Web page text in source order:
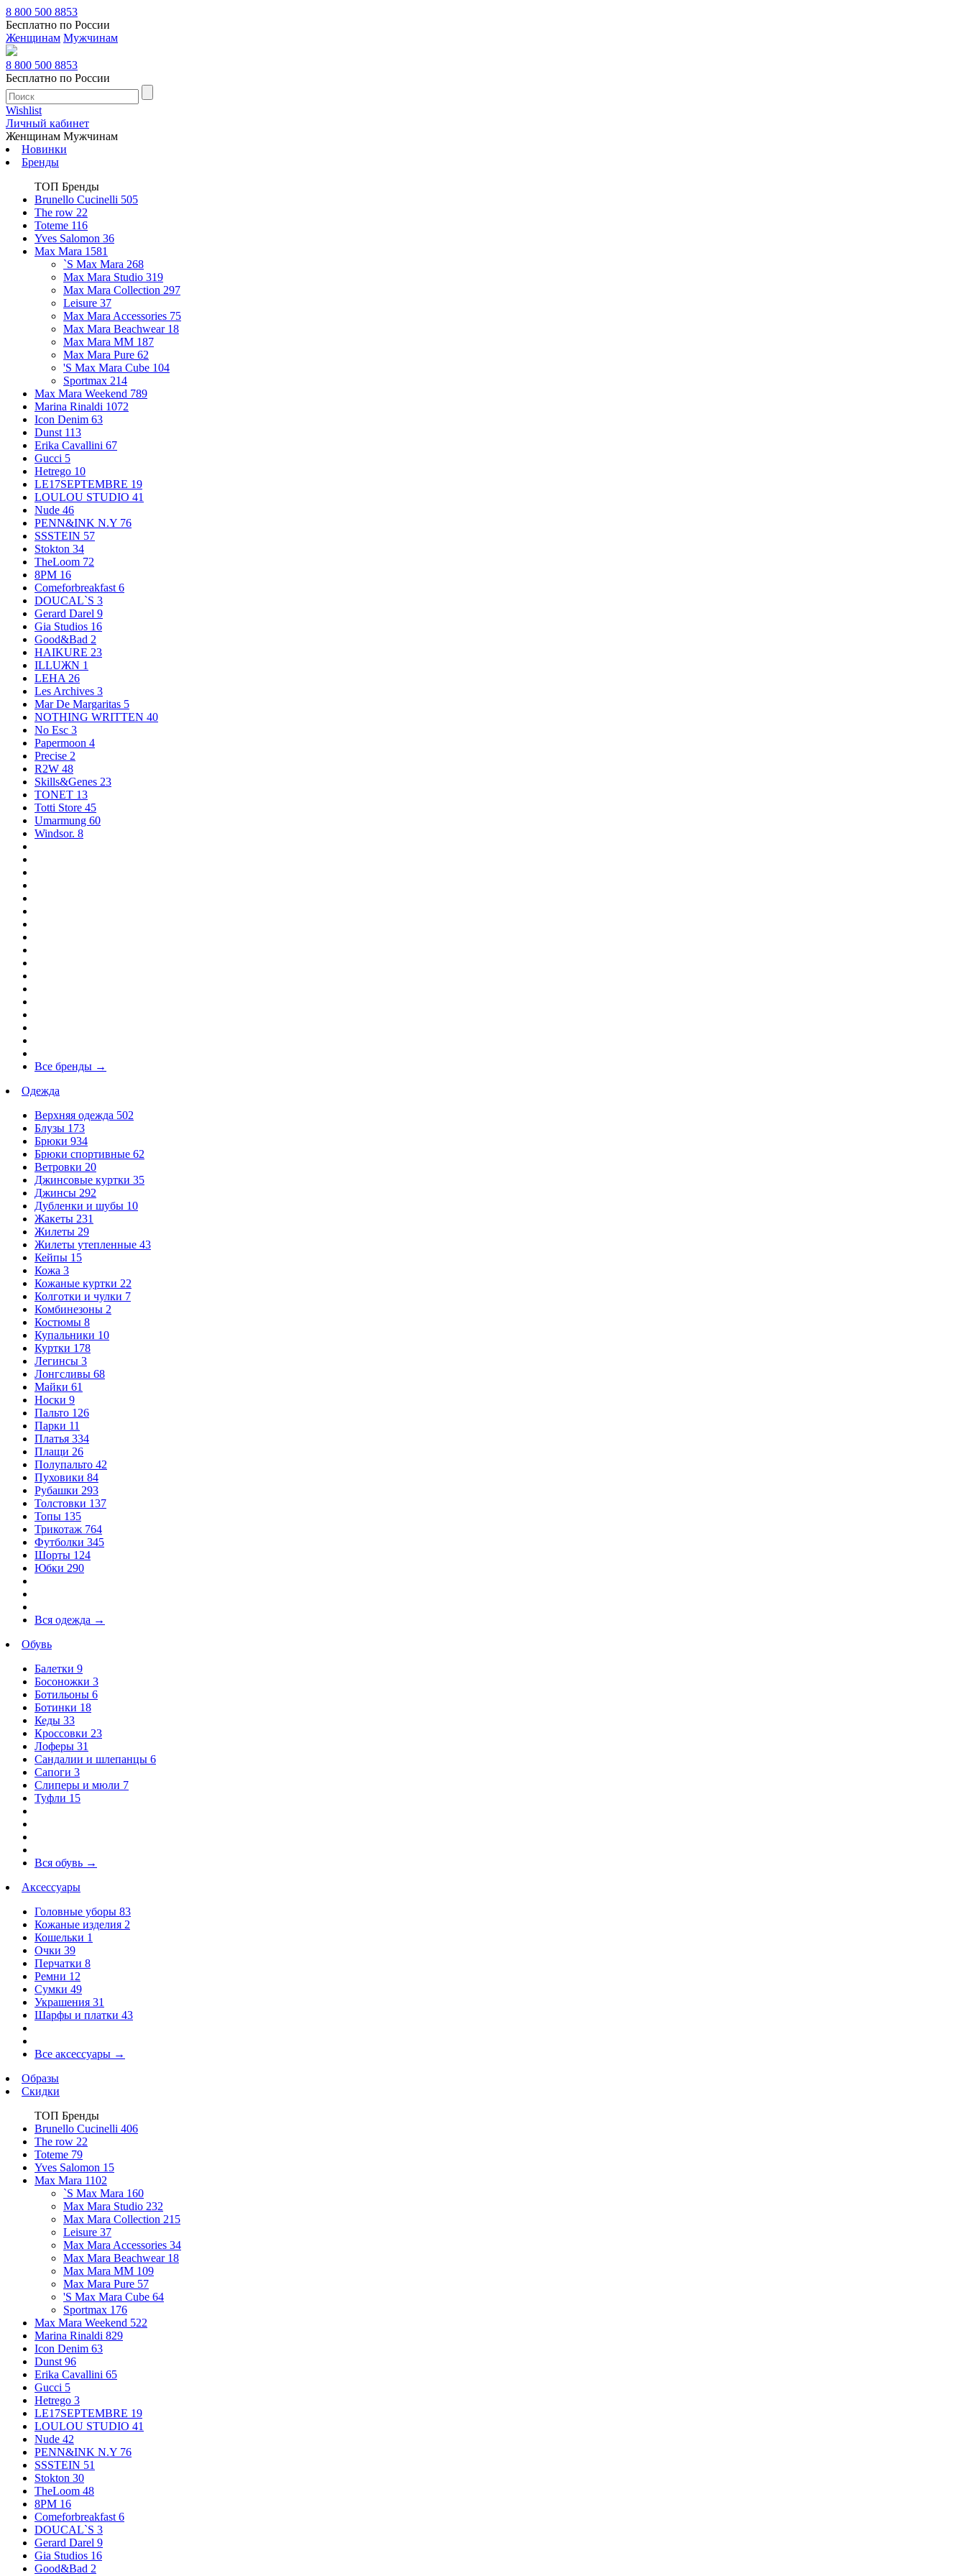
8 800 500 8853
Бесплатно по России
Женщинам Мужчинам
8 800 500 8853
Бесплатно по России
Wishlist
Личный кабинет
Женщинам Мужчинам
Новинки
Бренды
ТОП Бренды
Brunello Cucinelli 505
The row 22
Toteme 116
Yves Salomon 36
Max Mara 1581
`S Max Mara 268
Max Mara Studio 319
Max Mara Collection 297
Leisure 37
Max Mara Accessories 75
Max Mara Beachwear 18
Max Mara MM 187
Max Mara Pure 62
'S Max Mara Cube 104
Sportmax 214
Max Mara Weekend 789
Marina Rinaldi 1072
Icon Denim 63
Dunst 113
Erika Cavallini 67
Gucci 5
Hetrego 10
LE17SEPTEMBRE 19
LOULOU STUDIO 41
Nude 46
PENN&INK N.Y 76
SSSTEIN 57
Stokton 34
TheLoom 72
8PM 16
Comeforbreakfast 6
DOUCAL`S 3
Gerard Darel 9
Gia Studios 16
Good&Bad 2
HAIKURE 23
ILLUЖN 1
LEHA 26
Les Archives 3
Mar De Margaritas 5
NOTHING WRITTEN 40
No Esc 3
Papermoon 4
Precise 2
R2W 48
Skills&Genes 23
TONET 13
Totti Store 45
Umarmung 60
Windsor. 8
Все бренды →
Одежда
Верхняя одежда 502
Блузы 173
Брюки 934
Брюки спортивные 62
Ветровки 20
Джинсовые куртки 35
Джинсы 292
Дубленки и шубы 10
Жакеты 231
Жилеты 29
Жилеты утепленные 43
Кейпы 15
Кожа 3
Кожаные куртки 22
Колготки и чулки 7
Комбинезоны 2
Костюмы 8
Купальники 10
Куртки 178
Легинсы 3
Лонгсливы 68
Майки 61
Носки 9
Пальто 126
Парки 11
Платья 334
Плащи 26
Полупальто 42
Пуховики 84
Рубашки 293
Толстовки 137
Топы 135
Трикотаж 764
Футболки 345
Шорты 124
Юбки 290
Вся одежда →
Обувь
Балетки 9
Босоножки 3
Ботильоны 6
Ботинки 18
Кеды 33
Кроссовки 23
Лоферы 31
Сандалии и шлепанцы 6
Сапоги 3
Слиперы и мюли 7
Туфли 15
Вся обувь →
Аксессуары
Головные уборы 83
Кожаные изделия 2
Кошельки 1
Очки 39
Перчатки 8
Ремни 12
Сумки 49
Украшения 31
Шарфы и платки 43
Все аксессуары →
Образы
Скидки
ТОП Бренды
Brunello Cucinelli 406
The row 22
Toteme 79
Yves Salomon 15
Max Mara 1102
`S Max Mara 160
Max Mara Studio 232
Max Mara Collection 215
Leisure 37
Max Mara Accessories 34
Max Mara Beachwear 18
Max Mara MM 109
Max Mara Pure 57
'S Max Mara Cube 64
Sportmax 176
Max Mara Weekend 522
Marina Rinaldi 829
Icon Denim 63
Dunst 96
Erika Cavallini 65
Gucci 5
Hetrego 3
LE17SEPTEMBRE 19
LOULOU STUDIO 41
Nude 42
PENN&INK N.Y 76
SSSTEIN 51
Stokton 30
TheLoom 48
8PM 16
Comeforbreakfast 6
DOUCAL`S 3
Gerard Darel 9
Gia Studios 16
Good&Bad 2